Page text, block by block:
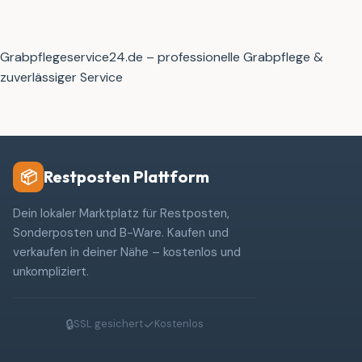
Grabpflegeservice24.de – professionelle Grabpflege &
zuverlässiger Service
📦 Restposten Plattform
Dein lokaler Marktplatz für Restposten,
Sonderposten und B-Ware. Kaufen und
verkaufen in deiner Nähe – kostenlos und
unkompliziert.
🔒SSL gesichert✓Kostenlos